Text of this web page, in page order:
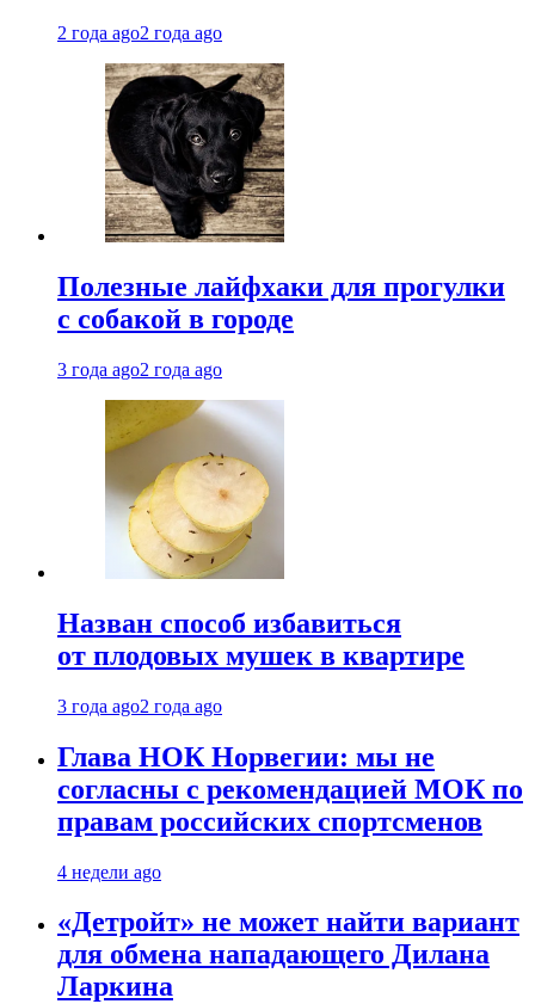
2 года ago2 года ago
Полезные лайфхаки для прогулки
с собакой в городе
3 года ago2 года ago
Назван способ избавиться
от плодовых мушек в квартире
3 года ago2 года ago
Глава НОК Норвегии: мы не
согласны с рекомендацией МОК по
правам российских спортсменов
4 недели ago
«Детройт» не может найти вариант
для обмена нападающего Дилана
Ларкина